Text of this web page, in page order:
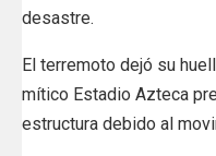
desastre.
El terremoto dejó su
mítico Estadio Azteca
estructura debido al